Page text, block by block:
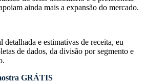
ainda mais a expansão do mercado.
detalhada e estimativas de receita, eu
de dados, da divisão por segmento e
.
GRÁTIS